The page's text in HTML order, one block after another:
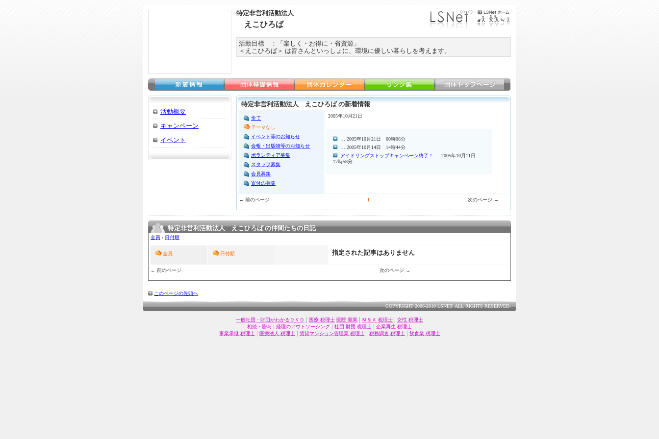
特定非営利活動法人
えこひろば
活動目標 ：「楽しく・お得に・省資源」
＜えこひろば＞ は皆さんといっしょに、環境に優しい暮らしを考えます。
活動概要
キャンペーン
イベント
特定非営利活動法人 えこひろば の新着情報
全て
テーマなし
イベント等のお知らせ
会報・出版物等のお知らせ
ボランティア募集
スタッフ募集
会員募集
寄付の募集
2005年10月21日
… 2005年10月21日 00時06分
… 2005年10月14日 14時44分
アイドリングストップキャンペーン終了！
… 2005年10月11日
17時58分
← 前のページ 1 次のページ →
特定非営利活動法人 えこひろば の仲間たちの日記
全員 › 日付順
全員 日付順 指定された記事はありません
← 前のページ 次のページ →
このページの先頭へ
COPYRIGHT 2006-2010 LSNET. ALL RIGHTS RESERVED.
一般社団・財団がわかるＤＶＤ | 医療 税理士 医院 開業 | Ｍ＆Ａ 税理士 | 女性 税理士
相続・贈与 | 経理のアウトソーシング | 社団 財団 税理士 | 企業再生 税理士
事業承継 税理士| 医療法人 税理士| 賃貸マンション管理業 税理士| 税務調査 税理士| 飲食業 税理士